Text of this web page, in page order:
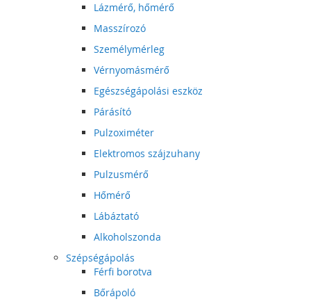
Lázmérő, hőmérő
Masszírozó
Személymérleg
Vérnyomásmérő
Egészségápolási eszköz
Párásító
Pulzoximéter
Elektromos szájzuhany
Pulzusmérő
Hőmérő
Lábáztató
Alkoholszonda
Szépségápolás
Férfi borotva
Bőrápoló